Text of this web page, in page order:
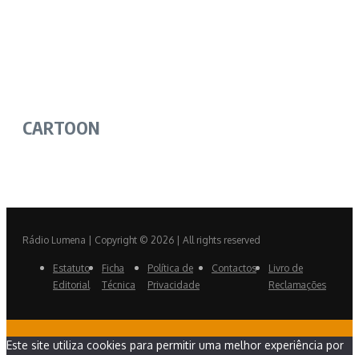
CARTOON
Rádio Lumena | Copyright © 2026 | All rights reserved
Estatuto
Editorial
Ficha
Técnica
Política de
Privacidade
Contactos
Livro de
Reclamações
Este site utiliza cookies para permitir uma melhor experiência por